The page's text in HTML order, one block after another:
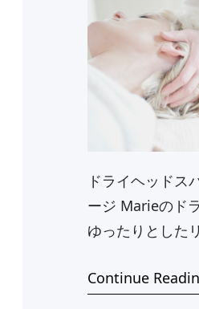
ドライヘッドス
ージ Marieのド
ゆったりとした
Continue